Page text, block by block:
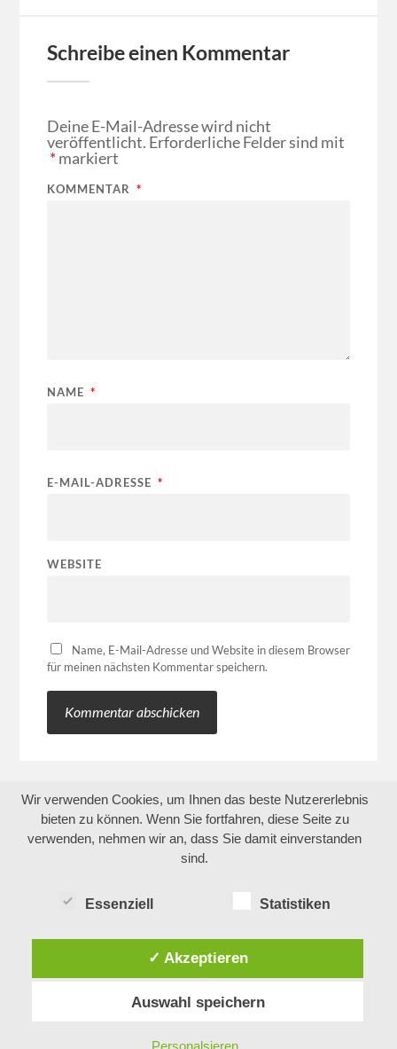
Schreibe einen Kommentar
Deine E-Mail-Adresse wird nicht
veröffentlicht. Erforderliche Felder sind mit
*markiert
KOMMENTAR *
NAME *
E-MAIL-ADRESSE *
WEBSITE
Name, E-Mail-Adresse und Website in diesem Browser
für meinen nächsten Kommentar speichern.
Wir verwenden Cookies, um Ihnen das beste Nutzererlebnis
bieten zu können. Wenn Sie fortfahren, diese Seite zu
verwenden, nehmen wir an, dass Sie damit einverstanden
sind.
Essenziell Statistiken
✓ Akzeptieren
Auswahl speichern
Personalsieren